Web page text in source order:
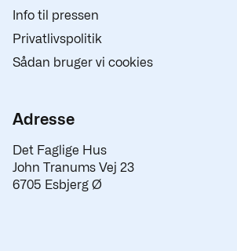
Info til pressen
Privatlivspolitik
Sådan bruger vi cookies
Adresse
Det Faglige Hus
John Tranums Vej 23
6705 Esbjerg Ø